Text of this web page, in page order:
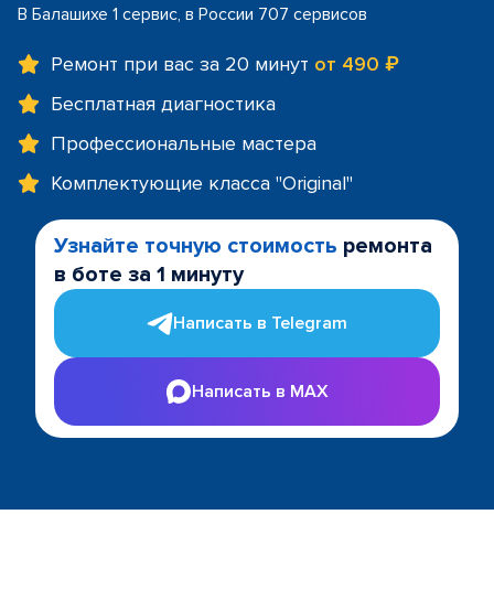
В Балашихе 1 сервис, в России 707 сервисов
Ремонт при вас за 20 минут от 490 ₽
Бесплатная диагностика
Профессиональные мастера
Комплектующие класса "Original"
Узнайте точную стоимость ремонта
в боте за 1 минуту
Написать в Telegram
Написать в MAX